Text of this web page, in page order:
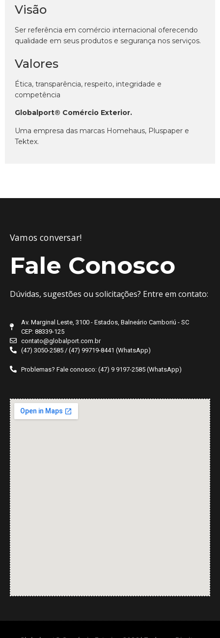
Visão
Ser referência em comércio internacional oferecendo
qualidade em seus produtos e segurança nos serviços.
Valores
Ética, transparência, respeito, integridade e
competência
Globalport® Comércio Exterior.
Uma empresa das marcas Homehaus, Pluspaper e
Tektex.
Vamos conversar!
Fale Conosco
Dúvidas, sugestões ou solicitações? Entre em contato:
Av. Marginal Leste, 3100 - Estados, Balneário Camboriú - SC
CEP: 88339-125
contato@globalport.com.br
(47) 3050-2585 / (47) 99719-8441 (WhatsApp)
Problemas? Fale conosco: (47) 9 9197-2585 (WhatsApp)